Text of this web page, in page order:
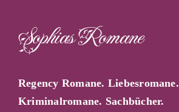
springenSophias Romane
Regency Romane. Liebesromane.
Kriminalromane. Sachbücher.